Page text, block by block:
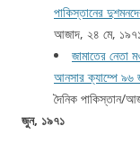
পাকিস্তানের
আজাদ, ২৪ মে,
জামাতের নেতা
আনসার ক্যাম্পে ৯৬
দৈনিক পাকিস্তান/
জুন, ১৯৭১